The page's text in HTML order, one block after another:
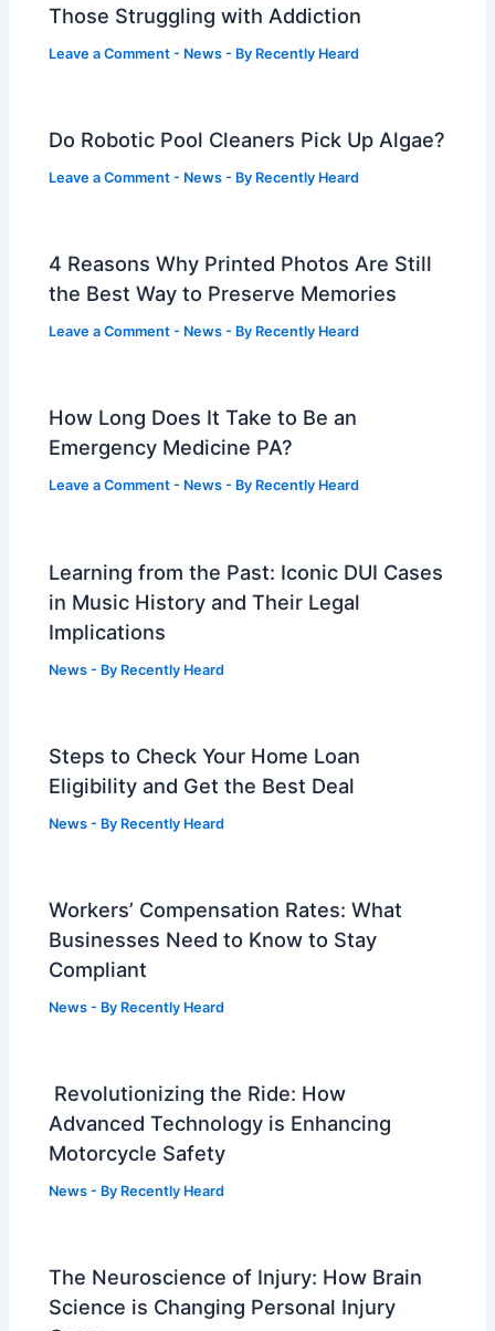
Those Struggling with Addiction
Leave a Comment - News - By Recently Heard
Do Robotic Pool Cleaners Pick Up Algae?
Leave a Comment - News - By Recently Heard
4 Reasons Why Printed Photos Are Still
the Best Way to Preserve Memories
Leave a Comment - News - By Recently Heard
How Long Does It Take to Be an
Emergency Medicine PA?
Leave a Comment - News - By Recently Heard
Learning from the Past: Iconic DUI Cases
in Music History and Their Legal
Implications
News - By Recently Heard
Steps to Check Your Home Loan
Eligibility and Get the Best Deal
News - By Recently Heard
Workers’ Compensation Rates: What
Businesses Need to Know to Stay
Compliant
News - By Recently Heard
Revolutionizing the Ride: How
Advanced Technology is Enhancing
Motorcycle Safety
News - By Recently Heard
The Neuroscience of Injury: How Brain
Science is Changing Personal Injury